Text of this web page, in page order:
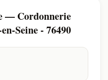
— Cordonnerie
Seine - 76490